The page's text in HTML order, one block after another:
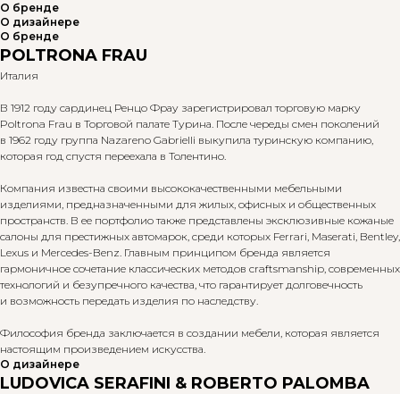
О бренде
О дизайнере
О бренде
POLTRONA FRAU
Италия
В 1912 году сардинец Ренцо Фрау зарегистрировал торговую марку
Poltrona Frau в Торговой палате Турина. После череды смен поколений
в 1962 году группа Nazareno Gabrielli выкупила туринскую компанию,
которая год спустя переехала в Толентино.
Компания известна своими высококачественными мебельными
изделиями, предназначенными для жилых, офисных и общественных
пространств. В ее портфолио также представлены эксклюзивные кожаные
салоны для престижных автомарок, среди которых Ferrari, Maserati, Bentley,
Lexus и Mercedes-Benz. Главным принципом бренда является
гармоничное сочетание классических методов craftsmanship, современных
технологий и безупречного качества, что гарантирует долговечность
и возможность передать изделия по наследству.
Философия бренда заключается в создании мебели, которая является
настоящим произведением искусства.
О дизайнере
LUDOVICA SERAFINI & ROBERTO PALOMBA